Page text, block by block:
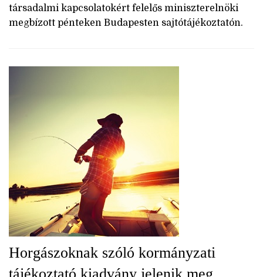
társadalmi kapcsolatokért felelős miniszterelnöki
megbízott pénteken Budapesten sajtótájékoztatón.
Horgászoknak szóló kormányzati